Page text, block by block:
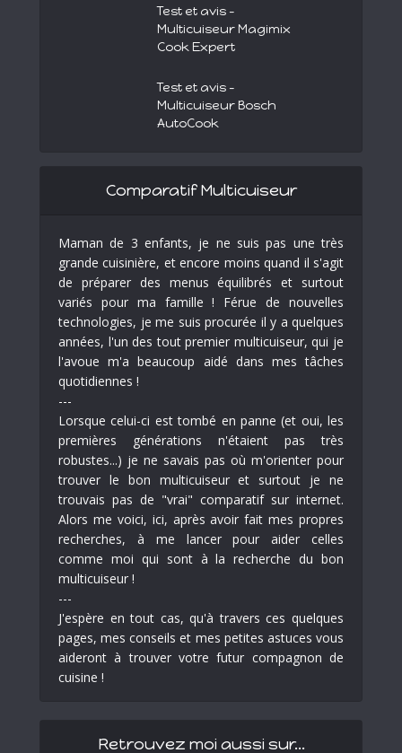
Test et avis –
Multicuiseur Magimix
Cook Expert
Test et avis –
Multicuiseur Bosch
AutoCook
Comparatif Multicuiseur
Maman de 3 enfants, je ne suis pas une très
grande cuisinière, et encore moins quand il s'agit
de préparer des menus équilibrés et surtout
variés pour ma famille ! Férue de nouvelles
technologies, je me suis procurée il y a quelques
années, l'un des tout premier multicuiseur, qui je
l'avoue m'a beaucoup aidé dans mes tâches
quotidiennes !
---
Lorsque celui-ci est tombé en panne (et oui, les
premières générations n'étaient pas très
robustes...) je ne savais pas où m'orienter pour
trouver le bon multicuiseur et surtout je ne
trouvais pas de "vrai" comparatif sur internet.
Alors me voici, ici, après avoir fait mes propres
recherches, à me lancer pour aider celles
comme moi qui sont à la recherche du bon
multicuiseur !
---
J'espère en tout cas, qu'à travers ces quelques
pages, mes conseils et mes petites astuces vous
aideront à trouver votre futur compagnon de
cuisine !
Retrouvez moi aussi sur…